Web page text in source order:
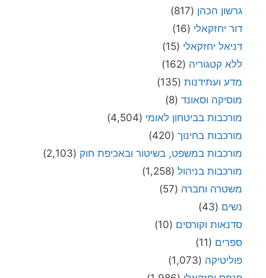
גרשון הכהן (817)
דור יחזקאלי (16)
דניאל יחזקאלי (15)
ללא קטגוריה (162)
מדע ועתידנות (135)
מוסיקה וסאונד (8)
מורכבות בביטחון לאומי (4,504)
מורכבות בחינוך (420)
מורכבות במשפט, בשיטור ובאכיפת חוק (2,103)
מורכבות בניהול (1,258)
משטרה וחברה (57)
נשים (43)
סדנאות וקורסים (10)
ספרים (11)
פוליטיקה (1,073)